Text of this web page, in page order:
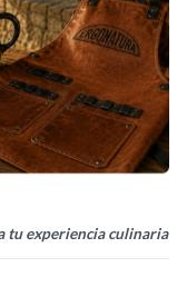
tu experiencia culinaria